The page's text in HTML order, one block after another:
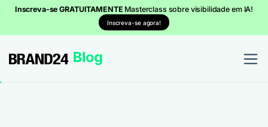
Inscreva-se GRATUITAMENTE Masterclass sobre visibilidade em IA!
Inscreva-se agora!